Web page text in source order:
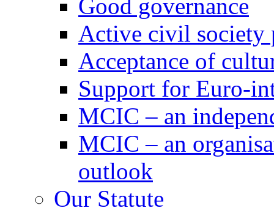
Good governance
Active civil society
Acceptance of
Support for Euro-
MCIC – an
MCIC – an
outlook
Our Statute